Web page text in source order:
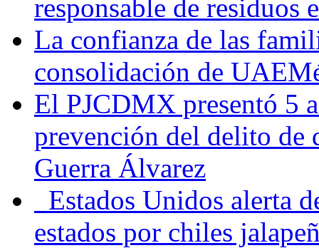
responsable de residuos
La confianza de las
consolidación de
El PJCDMX presentó 5
prevención del delito de
Guerra Álvarez
Estados Unidos alerta
estados por chiles